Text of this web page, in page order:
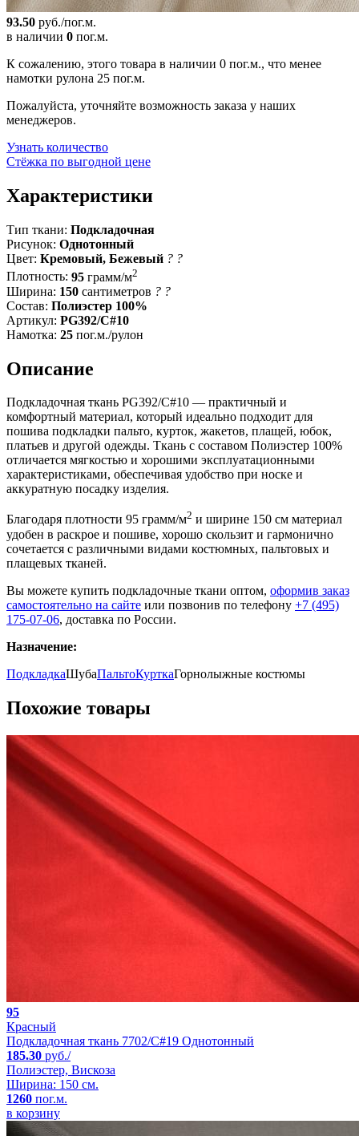
93.50 руб./пог.м.
в наличии 0 пог.м.
К сожалению, этого товара в наличии 0 пог.м., что менее
намотки рулона 25 пог.м.
Пожалуйста, уточняйте возможность заказа у наших
менеджеров.
Узнать количество
Стёжка по выгодной цене
Характеристики
Тип ткани: Подкладочная
Рисунок: Однотонный
Цвет: Кремовый, Бежевый ? ?
Плотность: 95 грамм/м2
Ширина: 150 сантиметров ? ?
Состав: Полиэстер 100%
Артикул: PG392/C#10
Намотка: 25 пог.м./рулон
Описание
Подкладочная ткань PG392/C#10 — практичный и
комфортный материал, который идеально подходит для
пошива подкладки пальто, курток, жакетов, плащей, юбок,
платьев и другой одежды. Ткань с составом Полиэстер 100%
отличается мягкостью и хорошими эксплуатационными
характеристиками, обеспечивая удобство при носке и
аккуратную посадку изделия.
Благодаря плотности 95 грамм/м2 и ширине 150 см материал
удобен в раскрое и пошиве, хорошо скользит и гармонично
сочетается с различными видами костюмных, пальтовых и
плащевых тканей.
Вы можете купить подкладочные ткани оптом, оформив заказ
самостоятельно на сайте или позвонив по телефону +7 (495)
175-07-06, доставка по России.
Назначение:
ПодкладкаШубаПальтоКурткаГорнолыжные костюмы
Похожие товары
95
Красный
Подкладочная ткань 7702/C#19 Однотонный
185.30 руб./
Полиэстер, Вискоза
Ширина: 150 см.
1260 пог.м.
в корзину